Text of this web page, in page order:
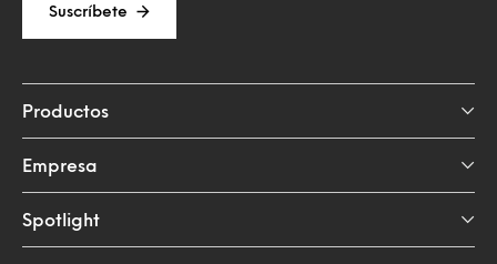
Suscríbete
Productos
Empresa
Spotlight